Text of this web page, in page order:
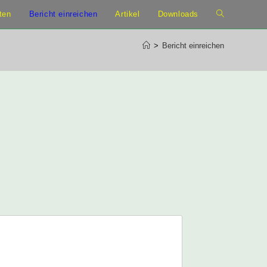
Bericht einreichen Artikel Downloads
> Bericht einreichen